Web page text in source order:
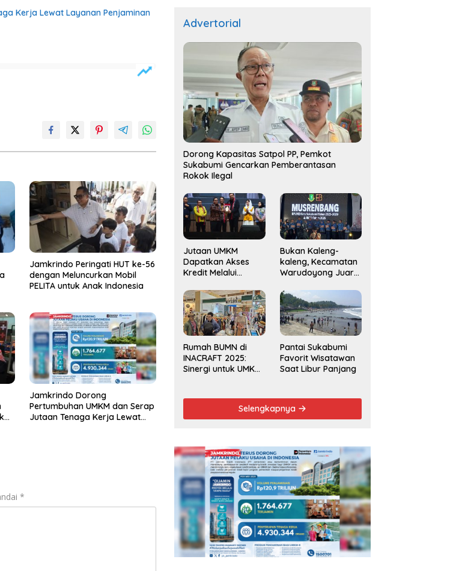
Kerja Lewat Layanan Penjaminan
Jamkrindo Peringati HUT ke-56
dengan Meluncurkan Mobil
PELITA untuk Anak Indonesia
Jamkrindo Dorong
Pertumbuhan UMKM dan Serap
Jutaan Tenaga Kerja Lewat
*
Advertorial
Dorong Kapasitas Satpol PP, Pemkot
Sukabumi Gencarkan Pemberantasan
Rokok Ilegal
Jutaan UMKM
Dapatkan Akses
Kredit Melalui
Jamkrindo
Bukan Kaleng-
kaleng, Kecamatan
Warudoyong Juara
Musrenbang
Kecamatan 2025
Rumah BUMN di
INACRAFT 2025:
Sinergi untuk UMKM
Pantai Sukabumi
Favorit Wisatawan
Saat Libur Panjang
Selengkapnya